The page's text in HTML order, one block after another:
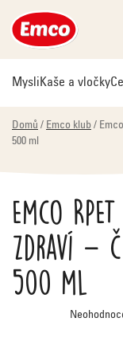
na
obsah
MysliKaše a vločky
Domů / Emco klub /
500 ml
Emco
zdraví –
500 ml
Průměrné
hodnocení